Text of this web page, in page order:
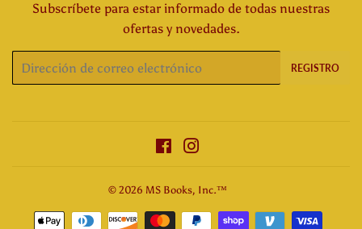
Subscríbete para estar informado de todas nuestras
ofertas y novedades.
electrónico
REGISTRO
Facebook
© 2026 MS Books, Inc.™
Métodos